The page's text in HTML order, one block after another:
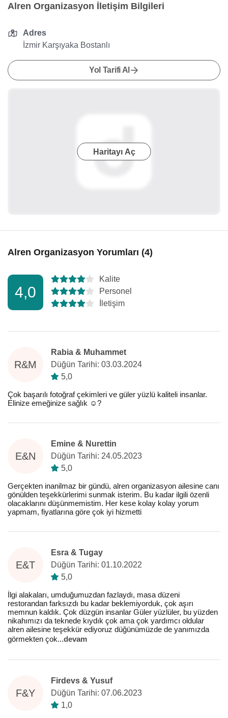
Alren Organizasyon İletişim Bilgileri
Adres
İzmir Karşıyaka Bostanlı
Yol Tarifi Al
Haritayı Aç
Alren Organizasyon Yorumları (4)
4,0
Kalite
Personel
İletişim
R&M
Rabia & Muhammet
Düğün Tarihi: 03.03.2024
5,0
Çok başarılı fotoğraf çekimleri ve güler yüzlü kaliteli insanlar.
Elinize emeğinize sağlık ☺️?
E&N
Emine & Nurettin
Düğün Tarihi: 24.05.2023
5,0
Gerçekten inanilmaz bir gündü, alren organizasyon ailesine canı
gönülden teşekkürlerimi sunmak isterim. Bu kadar ilgili özenli
olacaklarını düşünmemistim. Her kese kolay kolay yorum
yapmam, fiyatlarına göre çok iyi hizmetti
E&T
Esra & Tugay
Düğün Tarihi: 01.10.2022
5,0
İlgi alakaları, umduğumuzdan fazlaydı, masa düzeni
restorandan farksızdı bu kadar beklemiyorduk, çok aşırı
memnun kaldık. Çok düzgün insanlar Güler yüzlüler, bu yüzden
nikahımızı da teknede kıydık çok ama çok yardımcı oldular
alren ailesine teşekkür ediyoruz düğünümüzde de yanımızda
görmekten çok...devam
F&Y
Firdevs & Yusuf
Düğün Tarihi: 07.06.2023
1,0